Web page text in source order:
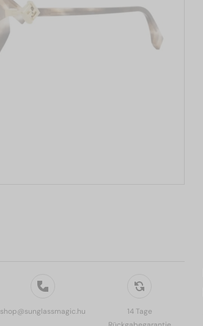
shop@sunglassmagic.hu
14 Tage